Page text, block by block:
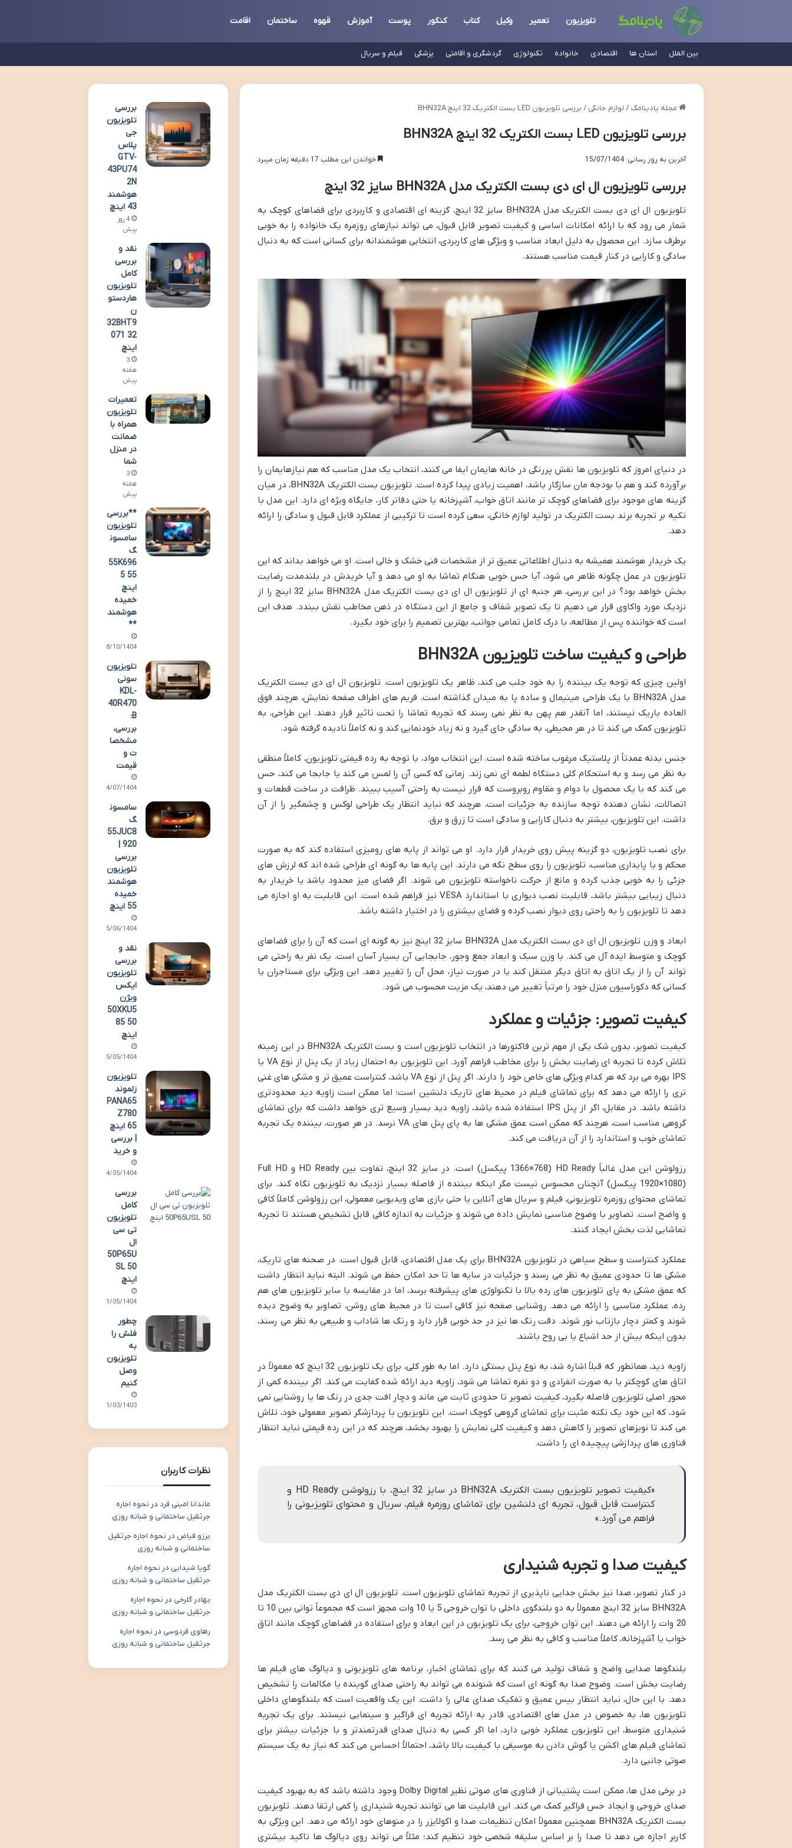
تلویزیون تعمیر وکیل کتاب کنکور پوست آموزش قهوه ساختمان اقامت
بین الملل استان ها اقتصادی خانواده تکنولوژی گردشگری و اقامتی پزشکی فیلم و سریال
مجله پادینامگ / لوازم خانگی / بررسی تلویزیون LED بست الکتریک 32 اینچ BHN32A
بررسی تلویزیون LED بست الکتریک 32 اینچ BHN32A
آخرین به روز رسانی: 15/07/1404 خواندن این مطلب 17 دقیقه زمان میبرد
بررسی تلویزیون ال ای دی بست الکتریک مدل BHN32A سایز 32 اینچ
تلویزیون ال ای دی بست الکتریک مدل BHN32A سایز 32 اینچ، گزینه ای اقتصادی و کاربردی برای فضاهای کوچک به
شمار می رود که با ارائه امکانات اساسی و کیفیت تصویر قابل قبول، می تواند نیازهای روزمره یک خانواده را به خوبی
برطرف سازد. این محصول به دلیل ابعاد مناسب و ویژگی های کاربردی، انتخابی هوشمندانه برای کسانی است که به دنبال
سادگی و کارایی در کنار قیمت مناسب هستند.
در دنیای امروز که تلویزیون ها نقش پررنگی در خانه هایمان ایفا می کنند، انتخاب یک مدل مناسب که هم نیازهایمان را
برآورده کند و هم با بودجه مان سازگار باشد، اهمیت زیادی پیدا کرده است. تلویزیون بست الکتریک BHN32A، در میان
گزینه های موجود برای فضاهای کوچک تر مانند اتاق خواب، آشپزخانه یا حتی دفاتر کار، جایگاه ویژه ای دارد. این مدل با
تکیه بر تجربه برند بست الکتریک در تولید لوازم خانگی، سعی کرده است تا ترکیبی از عملکرد قابل قبول و سادگی را ارائه
دهد.
یک خریدار هوشمند همیشه به دنبال اطلاعاتی عمیق تر از مشخصات فنی خشک و خالی است. او می خواهد بداند که این
تلویزیون در عمل چگونه ظاهر می شود، آیا حس خوبی هنگام تماشا به او می دهد و آیا خریدش در بلندمدت رضایت
بخش خواهد بود؟ در این بررسی، هر جنبه ای از تلویزیون ال ای دی بست الکتریک مدل BHN32A سایز 32 اینچ را از
نزدیک مورد واکاوی قرار می دهیم تا یک تصویر شفاف و جامع از این دستگاه در ذهن مخاطب نقش ببندد. هدف این
است که خواننده پس از مطالعه، با درک کامل تمامی جوانب، بهترین تصمیم را برای خود بگیرد.
طراحی و کیفیت ساخت تلویزیون BHN32A
اولین چیزی که توجه یک بیننده را به خود جلب می کند، ظاهر یک تلویزیون است. تلویزیون ال ای دی بست الکتریک
مدل BHN32A با یک طراحی مینیمال و ساده پا به میدان گذاشته است. فریم های اطراف صفحه نمایش، هرچند فوق
العاده باریک نیستند، اما آنقدر هم پهن به نظر نمی رسند که تجربه تماشا را تحت تاثیر قرار دهند. این طراحی، به
تلویزیون کمک می کند تا در هر محیطی، به سادگی جای گیرد و نه زیاد خودنمایی کند و نه کاملاً نادیده گرفته شود.
جنس بدنه عمدتاً از پلاستیک مرغوب ساخته شده است. این انتخاب مواد، با توجه به رده قیمتی تلویزیون، کاملاً منطقی
به نظر می رسد و به استحکام کلی دستگاه لطمه ای نمی زند. زمانی که کسی آن را لمس می کند یا جابجا می کند، حس
می کند که با یک محصول با دوام و مقاوم روبروست که قرار نیست به راحتی آسیب ببیند. ظرافت در ساخت قطعات و
اتصالات، نشان دهنده توجه سازنده به جزئیات است، هرچند که نباید انتظار یک طراحی لوکس و چشمگیر را از آن
داشت. این تلویزیون، بیشتر به دنبال کارایی و سادگی است تا زرق و برق.
برای نصب تلویزیون، دو گزینه پیش روی خریدار قرار دارد. او می تواند از پایه های رومیزی استفاده کند که به صورت
محکم و با پایداری مناسب، تلویزیون را روی سطح نگه می دارند. این پایه ها به گونه ای طراحی شده اند که لرزش های
جزئی را به خوبی جذب کرده و مانع از حرکت ناخواسته تلویزیون می شوند. اگر فضای میز محدود باشد یا خریدار به
دنبال زیبایی بیشتر باشد، قابلیت نصب دیواری با استاندارد VESA نیز فراهم شده است. این قابلیت به او اجازه می
دهد تا تلویزیون را به راحتی روی دیوار نصب کرده و فضای بیشتری را در اختیار داشته باشد.
ابعاد و وزن تلویزیون ال ای دی بست الکتریک مدل BHN32A سایز 32 اینچ نیز به گونه ای است که آن را برای فضاهای
کوچک و متوسط ایده آل می کند. با وزن سبک و ابعاد جمع وجور، جابجایی آن بسیار آسان است. یک نفر به راحتی می
تواند آن را از یک اتاق به اتاق دیگر منتقل کند یا در صورت نیاز، محل آن را تغییر دهد. این ویژگی برای مستاجران یا
کسانی که دکوراسیون منزل خود را مرتباً تغییر می دهند، یک مزیت محسوب می شود.
کیفیت تصویر: جزئیات و عملکرد
کیفیت تصویر، بدون شک یکی از مهم ترین فاکتورها در انتخاب تلویزیون است و بست الکتریک BHN32A در این زمینه
تلاش کرده تا تجربه ای رضایت بخش را برای مخاطب فراهم آورد. این تلویزیون به احتمال زیاد از یک پنل از نوع VA یا
IPS بهره می برد که هر کدام ویژگی های خاص خود را دارند. اگر پنل از نوع VA باشد، کنتراست عمیق تر و مشکی های غنی
تری را ارائه می دهد که برای تماشای فیلم در محیط های تاریک دلنشین است؛ اما ممکن است زاویه دید محدودتری
داشته باشد. در مقابل، اگر از پنل IPS استفاده شده باشد، زاویه دید بسیار وسیع تری خواهد داشت که برای تماشای
گروهی مناسب است، هرچند که ممکن است عمق مشکی ها به پای پنل های VA نرسد. در هر صورت، بیننده یک تجربه
تماشای خوب و استاندارد را از آن دریافت می کند.
رزولوشن این مدل غالباً HD Ready (1366×768 پیکسل) است. در سایز 32 اینچ، تفاوت بین HD Ready و Full HD
(1920×1080 پیکسل) آنچنان محسوس نیست مگر اینکه بیننده از فاصله بسیار نزدیک به تلویزیون نگاه کند. برای
تماشای محتوای روزمره تلویزیونی، فیلم و سریال های آنلاین یا حتی بازی های ویدیویی معمولی، این رزولوشن کاملاً کافی
و واضح است. تصاویر با وضوح مناسبی نمایش داده می شوند و جزئیات به اندازه کافی قابل تشخیص هستند تا تجربه
تماشایی لذت بخش ایجاد کنند.
عملکرد کنتراست و سطح سیاهی در تلویزیون BHN32A برای یک مدل اقتصادی، قابل قبول است. در صحنه های تاریک،
مشکی ها تا حدودی عمیق به نظر می رسند و جزئیات در سایه ها تا حد امکان حفظ می شوند. البته نباید انتظار داشت
که عمق مشکی به پای تلویزیون های رده بالا با تکنولوژی های پیشرفته برسد، اما در مقایسه با سایر تلویزیون های هم
رده، عملکرد مناسبی را ارائه می دهد. روشنایی صفحه نیز کافی است تا در محیط های روشن، تصاویر به وضوح دیده
شوند و کمتر دچار بازتاب نور شوند. دقت رنگ ها نیز در حد خوبی قرار دارد و رنگ ها شاداب و طبیعی به نظر می رسند،
بدون اینکه بیش از حد اشباع یا بی روح باشند.
زاویه دید، همانطور که قبلاً اشاره شد، به نوع پنل بستگی دارد. اما به طور کلی، برای یک تلویزیون 32 اینچ که معمولاً در
اتاق های کوچکتر یا به صورت انفرادی و دو نفره تماشا می شود، زاویه دید ارائه شده کفایت می کند. اگر بیننده کمی از
محور اصلی تلویزیون فاصله بگیرد، کیفیت تصویر تا حدودی ثابت می ماند و دچار افت جدی در رنگ ها یا روشنایی نمی
شود، که این خود یک نکته مثبت برای تماشای گروهی کوچک است. این تلویزیون با پردازشگر تصویر معمولی خود، تلاش
می کند تا نویزهای تصویر را کاهش دهد و کیفیت کلی نمایش را بهبود بخشد، هرچند که در این رده قیمتی نباید انتظار
فناوری های پردازشی پیچیده ای را داشت.
«کیفیت تصویر تلویزیون بست الکتریک BHN32A در سایز 32 اینچ، با رزولوشن HD Ready و
کنتراست قابل قبول، تجربه ای دلنشین برای تماشای روزمره فیلم، سریال و محتوای تلویزیونی را
فراهم می آورد.»
کیفیت صدا و تجربه شنیداری
در کنار تصویر، صدا نیز بخش جدایی ناپذیری از تجربه تماشای تلویزیون است. تلویزیون ال ای دی بست الکتریک مدل
BHN32A سایز 32 اینچ معمولاً به دو بلندگوی داخلی با توان خروجی 5 یا 10 وات مجهز است که مجموعاً توانی بین 10 تا
20 وات را ارائه می دهند. این توان خروجی، برای یک تلویزیون در این ابعاد و برای استفاده در فضاهای کوچک مانند اتاق
خواب یا آشپزخانه، کاملاً مناسب و کافی به نظر می رسد.
بلندگوها صدایی واضح و شفاف تولید می کنند که برای تماشای اخبار، برنامه های تلویزیونی و دیالوگ های فیلم ها
رضایت بخش است. وضوح صدا به گونه ای است که شنونده می تواند به راحتی صدای گوینده یا مکالمات را تشخیص
دهد. با این حال، نباید انتظار بیس عمیق و تفکیک صدای عالی را داشت. این یک واقعیت است که بلندگوهای داخلی
تلویزیون ها، به خصوص در مدل های اقتصادی، قادر به ارائه تجربه ای فراگیر و سینمایی نیستند. برای یک تجربه
شنیداری متوسط، این تلویزیون عملکرد خوبی دارد، اما اگر کسی به دنبال صدای قدرتمندتر و با جزئیات بیشتر برای
تماشای فیلم های اکشن یا گوش دادن به موسیقی با کیفیت بالا باشد، احتمالاً احساس می کند که نیاز به یک سیستم
صوتی جانبی دارد.
در برخی مدل ها، ممکن است پشتیبانی از فناوری های صوتی نظیر Dolby Digital وجود داشته باشد که به بهبود کیفیت
صدای خروجی و ایجاد حس فراگیر کمک می کند. این قابلیت ها می توانند تجربه شنیداری را کمی ارتقا دهند. تلویزیون
بست الکتریک BHN32A همچنین معمولاً امکان تنظیمات صدا و اکولایزر را در منوهای خود ارائه می دهد. این ویژگی به
کاربر اجازه می دهد تا صدا را بر اساس سلیقه شخصی خود تنظیم کند؛ مثلاً می تواند روی دیالوگ ها تاکید بیشتری
بررسی
تلویزیون
جی
پلاس
GTV-
43PU74
2N
هوشمند
43 اینچ
4 روز
پیش
نقد و
بررسی
کامل
تلویزیون
هاردستو
ن
32BHT9
071 32
اینچ
3
هفته
پیش
تعمیرات
تلویزیون
همراه با
ضمانت
در منزل
شما
3
هفته
پیش
**بررسی
تلویزیون
سامسون
گ
55K696
5 55
اینچ
خمیده
هوشمند
**
08/10/1404
تلویزیون
سونی
KDL-
40R470
B:
بررسی،
مشخصا
ت و
قیمت
24/07/1404
سامسون
گ
55JUC8
920 |
بررسی
تلویزیون
هوشمند
خمیده
55 اینچ
15/06/1404
نقد و
بررسی
تلویزیون
ایکس
ویژن
50XKU5
85 50
اینچ
25/05/1404
تلویزیون
زلموند
PANA65
Z780
65 اینچ
| بررسی
و خرید
14/05/1404
بررسی
کامل
تلویزیون
تی سی
ال
50P65U
SL 50
اینچ
11/05/1404
چطور
فلش را
به
تلویزیون
وصل
کنیم
21/03/1403
نظرات کاربران
ماندانا امینی فرد در نحوه اجاره
جرثقیل ساختمانی و شبانه روزی
برزو فیاض در نحوه اجاره جرثقیل
ساختمانی و شبانه روزی
گویا شیدایی در نحوه اجاره
جرثقیل ساختمانی و شبانه روزی
بهادر گلرخی در نحوه اجاره
جرثقیل ساختمانی و شبانه روزی
رهاوی فردوسی در نحوه اجاره
جرثقیل ساختمانی و شبانه روزی